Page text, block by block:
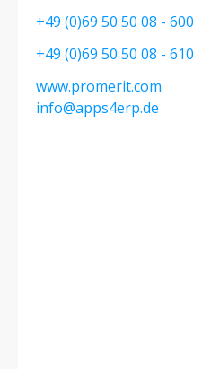
+49 (0)69 50 50 08 - 600
+49 (0)69 50 50 08 - 610
www.promerit.com
info@apps4erp.de